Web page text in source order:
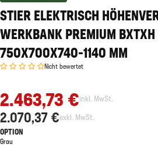
STIER ELEKTRISCH
WERKBANK PREMIUM BXTXH
750X700X740-1140 MM
Nicht bewertet
2.463,73 €inkl. MwSt.
2.070,37 €exkl. MwSt.
OPTION
Grau